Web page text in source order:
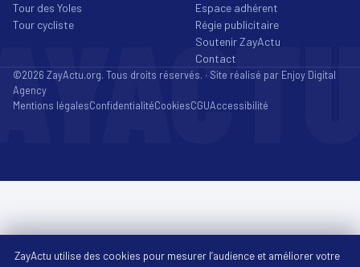
Tour des Yoles
Tour cycliste
Espace adhérent
Régie publicitaire
Soutenir ZayActu
Contact
©2026 ZayActu.org. Tous droits réservés. · Site réalisé par Enjoy Digital
Agency
Mentions légalesConfidentialitéCookiesCGUAccessibilité
ZayActu utilise des cookies pour mesurer l’audience et améliorer votre